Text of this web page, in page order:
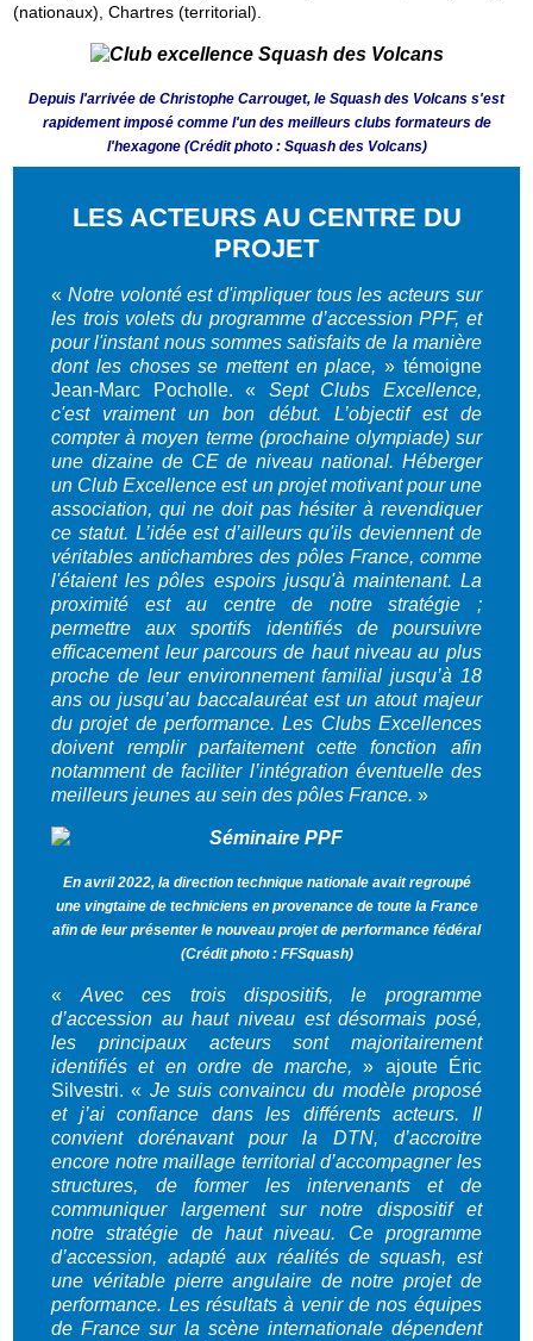
(nationaux), Chartres (territorial).
Depuis l'arrivée de Christophe Carrouget, le Squash des Volcans s'est
rapidement imposé comme l'un des meilleurs clubs formateurs de
l'hexagone (Crédit photo : Squash des Volcans)
LES ACTEURS AU CENTRE DU
PROJET
« Notre volonté est d'impliquer tous les acteurs sur
les trois volets du programme d’accession PPF, et
pour l'instant nous sommes satisfaits de la manière
dont les choses se mettent en place, » témoigne
Jean-Marc Pocholle. « Sept Clubs Excellence,
c'est vraiment un bon début. L’objectif est de
compter à moyen terme (prochaine olympiade) sur
une dizaine de CE de niveau national. Héberger
un Club Excellence est un projet motivant pour une
association, qui ne doit pas hésiter à revendiquer
ce statut. L’idée est d’ailleurs qu'ils deviennent de
véritables antichambres des pôles France, comme
l'étaient les pôles espoirs jusqu'à maintenant. La
proximité est au centre de notre stratégie ;
permettre aux sportifs identifiés de poursuivre
efficacement leur parcours de haut niveau au plus
proche de leur environnement familial jusqu’à 18
ans ou jusqu’au baccalauréat est un atout majeur
du projet de performance. Les Clubs Excellences
doivent remplir parfaitement cette fonction afin
notamment de faciliter l’intégration éventuelle des
meilleurs jeunes au sein des pôles France. »
En avril 2022, la direction technique nationale avait regroupé
une vingtaine de techniciens en provenance de toute la France
afin de leur présenter le nouveau projet de performance fédéral
(Crédit photo : FFSquash)
« Avec ces trois dispositifs, le programme
d’accession au haut niveau est désormais posé,
les principaux acteurs sont majoritairement
identifiés et en ordre de marche, » ajoute Éric
Silvestri. « Je suis convaincu du modèle proposé
et j’ai confiance dans les différents acteurs. Il
convient dorénavant pour la DTN, d’accroitre
encore notre maillage territorial d’accompagner les
structures, de former les intervenants et de
communiquer largement sur notre dispositif et
notre stratégie de haut niveau. Ce programme
d’accession, adapté aux réalités de squash, est
une véritable pierre angulaire de notre projet de
performance. Les résultats à venir de nos équipes
de France sur la scène internationale dépendent